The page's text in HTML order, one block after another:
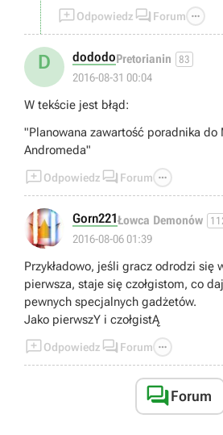
Odpowiedz  Forum 
D dododoPretorianin 83
2016-08-31 00:04
W tekście jest błąd:
"Planowana zawartość poradnika do
Andromeda"
Odpowiedz  Forum 
Gorn221Łowca Demonów
2016-08-06 01:39
Przykładowo, jeśli gracz odrodzi się
pierwsza, staje się czołgistom, co
pewnych specjalnych gadżetów.
Jako pierwszY i czołgistĄ
Odpowiedz  Forum 
Forum